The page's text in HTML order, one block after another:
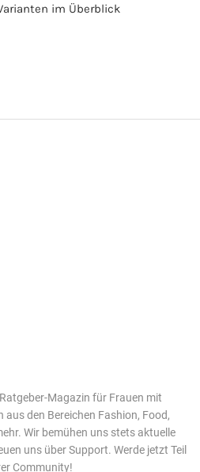
im Überblick
Magazin für Frauen mit
aus den Bereichen Fashion, Food,
Wir bemühen uns stets aktuelle
uns über Support. Werde jetzt Teil
Community!